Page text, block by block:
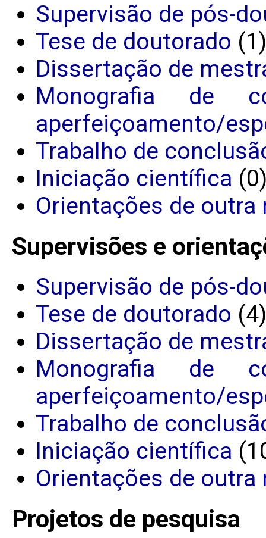
Supervisão de pós-
Tese de doutorado (1)
Dissertação de
Monografia de
aperfeiçoamento/
Trabalho de
Iniciação científica
Orientações de outra
Supervisões e
Supervisão de pós-
Tese de doutorado (4)
Dissertação de
Monografia de
aperfeiçoamento/
Trabalho de
Iniciação científica
Orientações de outra
Projetos de pesquisa